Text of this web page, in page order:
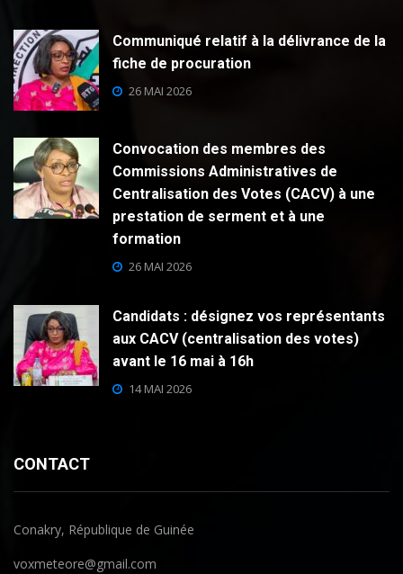
Communiqué relatif à la délivrance de la
fiche de procuration
26 MAI 2026
Convocation des membres des
Commissions Administratives de
Centralisation des Votes (CACV) à une
prestation de serment et à une
formation
26 MAI 2026
Candidats : désignez vos représentants
aux CACV (centralisation des votes)
avant le 16 mai à 16h
14 MAI 2026
CONTACT
Conakry, République de Guinée
voxmeteore@gmail.com